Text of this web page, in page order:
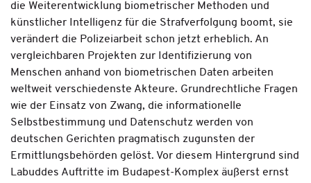
die Weiterentwicklung biometrischer Methoden und
künstlicher Intelligenz für die Strafverfolgung boomt, sie
verändert die Polizeiarbeit schon jetzt erheblich. An
vergleichbaren Projekten zur Identifizierung von
Menschen anhand von biometrischen Daten arbeiten
weltweit verschiedenste Akteure. Grundrechtliche Fragen
wie der Einsatz von Zwang, die informationelle
Selbstbestimmung und Datenschutz werden von
deutschen Gerichten pragmatisch zugunsten der
Ermittlungsbehörden gelöst. Vor diesem Hintergrund sind
Labuddes Auftritte im Budapest-Komplex äußerst ernst